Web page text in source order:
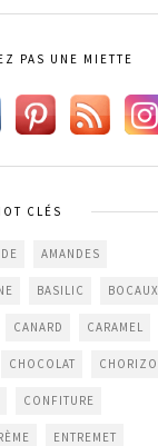
PAS UNE MIETTE
CLÉS
AMANDES
BASILIC BOCAUX
CANARD CARAMEL
CHOCOLAT CHORIZO
CONFITURE
ENTREMET